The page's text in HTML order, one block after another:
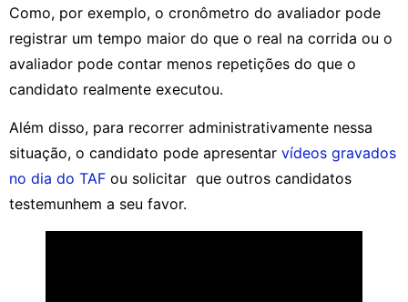
Como, por exemplo, o cronômetro do avaliador pode
registrar um tempo maior do que o real na corrida ou o
avaliador pode contar menos repetições do que o
candidato realmente executou.
Além disso, para recorrer administrativamente nessa
situação, o candidato pode apresentar vídeos gravados
no dia do TAF ou solicitar que outros candidatos
testemunhem a seu favor.